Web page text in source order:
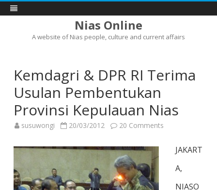
Nias Online
A website of Nias people, culture and current affairs
Kemdagri & DPR RI Terima
Usulan Pembentukan
Provinsi Kepulauan Nias
susuwongi 20/03/2012 20 Comments
DPR
Usulan
Pembentukan
Kepulauan
JAKART
A,
NIASO